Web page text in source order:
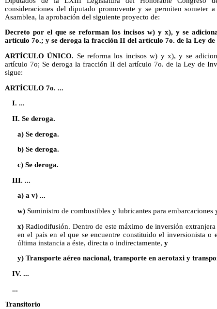
consideraciones del diputado promovente y se permiten someter
Asamblea, la aprobación del siguiente proyecto de:
Decreto por el que se reforman los incisos w) y x), y se
artículo 7o.; y se deroga la fracción II del artículo 7o. de la Ley
ARTÍCULO ÚNICO. Se reforma los incisos w) y x), y se
artículo 7o; Se deroga la fracción II del artículo 7o. de la Ley de
sigue:
ARTÍCULO 7o. ...
I. ...
II. Se deroga.
a) Se deroga.
b) Se deroga.
c) Se deroga.
III. ...
a) a v) ...
w) Suministro de combustibles y lubricantes para
x)Radiodifusión. Dentro de este máximo de inversión extranjera
en el país en el que se encuentre constituido el inversionista o
última instancia a éste, directa o indirectamente, y
y) Transporte aéreo nacional, transporte en aerotaxi y
IV. ...
...
Transitorio